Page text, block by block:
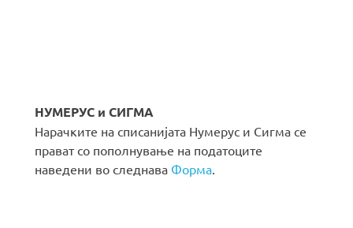
НУМЕРУС и СИГМА
Нарачките на списанијата Нумерус и Сигма се
прават со пополнување на податоците
наведени во следнава Форма